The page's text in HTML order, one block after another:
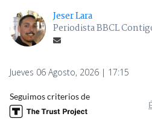
Jeser Lara
Periodista BBCL
Jueves 06 Agosto, 2026 | 17:15
Seguimos criterios de